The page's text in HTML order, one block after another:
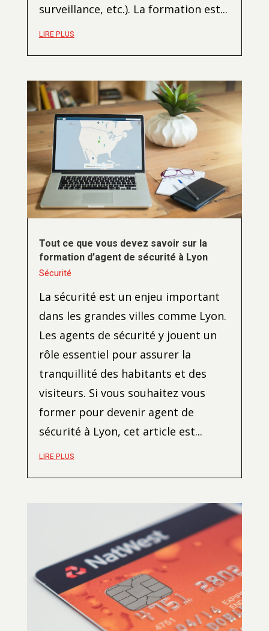
surveillance, etc.). La formation est...
LIRE PLUS
Tout ce que vous devez savoir sur la
formation d’agent de sécurité à Lyon
Sécurité
La sécurité est un enjeu important
dans les grandes villes comme Lyon.
Les agents de sécurité y jouent un
rôle essentiel pour assurer la
tranquillité des habitants et des
visiteurs. Si vous souhaitez vous
former pour devenir agent de
sécurité à Lyon, cet article est...
LIRE PLUS